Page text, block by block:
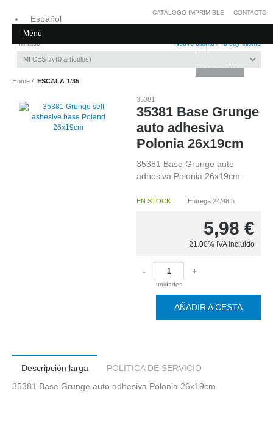
Español
Invitado Nuevo cliente/Ya soy cliente
MI CESTA 0 artículos
CATÁLOGO IMPRIMIBLE CONTACTO
Menú
Home ESCALA 1/35
35381
35381 Base Grunge
auto adhesiva
Polonia 26x19cm
35381 Base Grunge auto
adhesiva Polonia 26x19cm
EN STOCK Entrega 24/48 h
5,98 €
21.00% IVA incluido
-
unidades
+
AÑADIR A CESTA
Descripción larga
POLITICA DE SERVICIO
35381 Base Grunge auto adhesiva Polonia 26x19cm